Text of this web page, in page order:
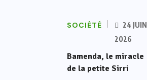
SOCIÉTÉ
24 JUIN
2026
Bamenda, le miracle
de la petite Sirri